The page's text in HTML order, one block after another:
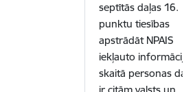
septītās daļas 16.
punktu tiesības
apstrādāt NPAIS
iekļauto
skaitā personas